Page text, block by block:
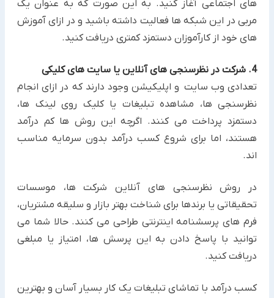
های ‏اجتماعی آغاز کنید. به این صورت که به عنوان یک
مربی در این شبکه ها فعالیت داشته باشید و در ازای آموزش
های خود از ‏کارآموزان دستمزد کمتری دریافت کنید.‏
4. شرکت در نظرسنجی های آنلاین یا سایت های کلیکی
تعدادی وب سایت و اپلیکیشن وجود دارند که در ازای انجام
نظرسنجی ها، مشاهده تبلیغات یا کلیک روی لینک ها،
دستمزد ‏پرداخت می کنند. اگرچه این روش ها کم درآمد
هستند، اما برای شروع کسب درآمد بدون سرمایه ‏مناسب
اند.‏
در روش نظرسنجی های آنلاین شرکت ها، موسسات
تحقیقاتی یا برندها برای شناخت بهتر بازار و سلیقه مشتریان،
فرم های ‏پرسشنامه اینترنتی طراحی می کنند. حالا شما می
توانید با پاسخ دادن به این پرسش ها، امتیاز یا مبلغی
دریافت کنید.‏
کسب درآمد با تماشای تبلیغات یک کار بسیار آسان و بهترین